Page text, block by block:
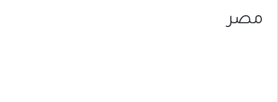
مصر